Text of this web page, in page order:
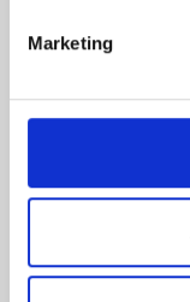
Marketing